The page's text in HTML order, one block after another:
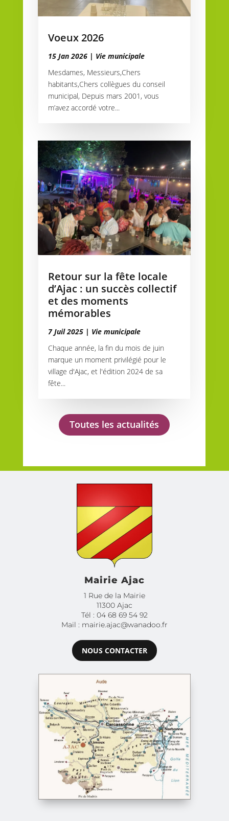
Voeux 2026
15 Jan 2026| Vie municipale
Mesdames, Messieurs,Chers
habitants,Chers collègues du conseil
municipal, Depuis mars 2001, vous
m’avez accordé votre...
Retour sur la fête locale
d’Ajac : un succès collectif
et des moments
mémorables
7 Juil 2025| Vie municipale
Chaque année, la fin du mois de juin
marque un moment privilégié pour le
village d'Ajac, et l'édition 2024 de sa
fête...
Toutes les actualités
Mairie Ajac
1 Rue de la Mairie
11300 Ajac
Tél : 04 68 69 54 92
Mail : mairie.ajac@wanadoo.fr
NOUS CONTACTER